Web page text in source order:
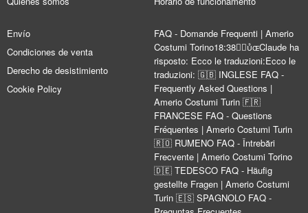
Envío
Condiciones de venta
Derecho de desistimiento
Cookie Policy
FAQ - Domande Frequenti | Amerio
Costumi Torino18:38Claude ha
risposto: Ecco le traduzioni:Ecco le
traduzioni: 🇬🇧 INGLESE FAQ -
Frequently Asked Questions |
Amerio Costumi Turin 🇫🇷
FRANCESE FAQ - Questions
Fréquentes | Amerio Costumi Turin
🇷🇴 RUMENO FAQ - Întrebări
Frecvente | Amerio Costumi Torino
🇩🇪 TEDESCO FAQ - Häufig
gestellte Fragen | Amerio Costumi
Turin 🇪🇸 SPAGNOLO FAQ -